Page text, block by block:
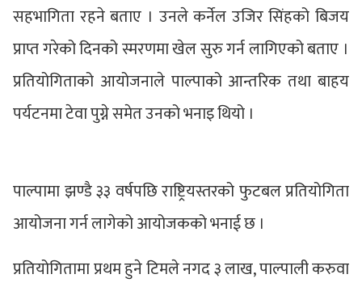
सहभागिता रहने बताए । उनले कर्नेल उजिर सिंहको बिजय
प्राप्त गरेको दिनको स्मरणमा खेल सुरु गर्न लागिएको बताए ।
प्रतियोगिताको आयोजनाले पाल्पाको आन्तरिक तथा बाहय
पर्यटनमा टेवा पुग्ने समेत उनको भनाइ थियो ।
पाल्पामा झण्डै ३३ वर्षपछि राष्ट्रियस्तरको फुटबल प्रतियोगिता
आयोजना गर्न लागेको आयोजकको भनाई छ ।
प्रतियोगितामा प्रथम हुने टिमले नगद ३ लाख, पाल्पाली करुवा